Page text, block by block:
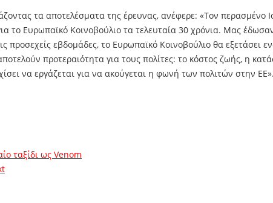
τα αποτελέσματα της έρευνας, ανέφερε: «Τον περασμένο
το Ευρωπαϊκό Κοινοβούλιο τα τελευταία 30 χρόνια. Μας
εβδομάδες, το Ευρωπαϊκό Κοινοβούλιο θα εξετάσει
προτεραιότητα για τους πολίτες: το κόστος ζωής, η
να εργάζεται για να ακούγεται η φωνή των πολιτών στην ΕΕ».
ταξίδι ως Venom